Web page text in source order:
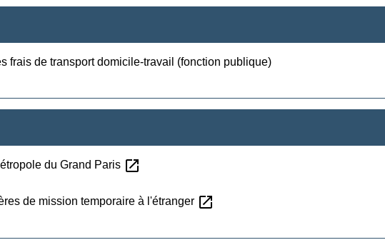
frais de transport domicile-travail (fonction publique)
du Grand Paris open_in_new
de mission temporaire à l'étranger open_in_new